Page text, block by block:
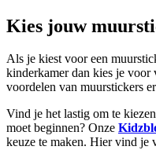
Kies jouw
Als je kiest voor een
kinderkamer dan kies je voor
voordelen van muurstickers
Vind je het lastig om te
moet beginnen? Onze
keuze te maken. Hier vind je